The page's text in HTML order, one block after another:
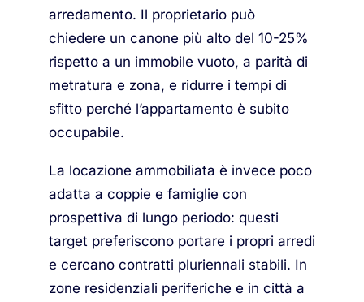
arredamento. Il proprietario può
chiedere un canone più alto del 10-25%
rispetto a un immobile vuoto, a parità di
metratura e zona, e ridurre i tempi di
sfitto perché l’appartamento è subito
occupabile.
La locazione ammobiliata è invece poco
adatta a coppie e famiglie con
prospettiva di lungo periodo: questi
target preferiscono portare i propri arredi
e cercano contratti pluriennali stabili. In
zone residenziali periferiche e in città a